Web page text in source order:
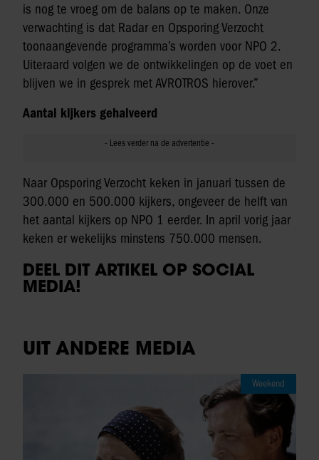
is nog te vroeg om de balans op te maken. Onze
verwachting is dat Radar en Opsporing Verzocht
toonaangevende programma’s worden voor NPO 2.
Uiteraard volgen we de ontwikkelingen op de voet en
blijven we in gesprek met AVROTROS hierover.”
Aantal kijkers gehalveerd
Naar Opsporing Verzocht keken in januari tussen de
300.000 en 500.000 kijkers, ongeveer de helft van
het aantal kijkers op NPO 1 eerder. In april vorig jaar
keken er wekelijks minstens 750.000 mensen.
DEEL DIT ARTIKEL OP SOCIAL
MEDIA!
UIT ANDERE MEDIA
Weekend